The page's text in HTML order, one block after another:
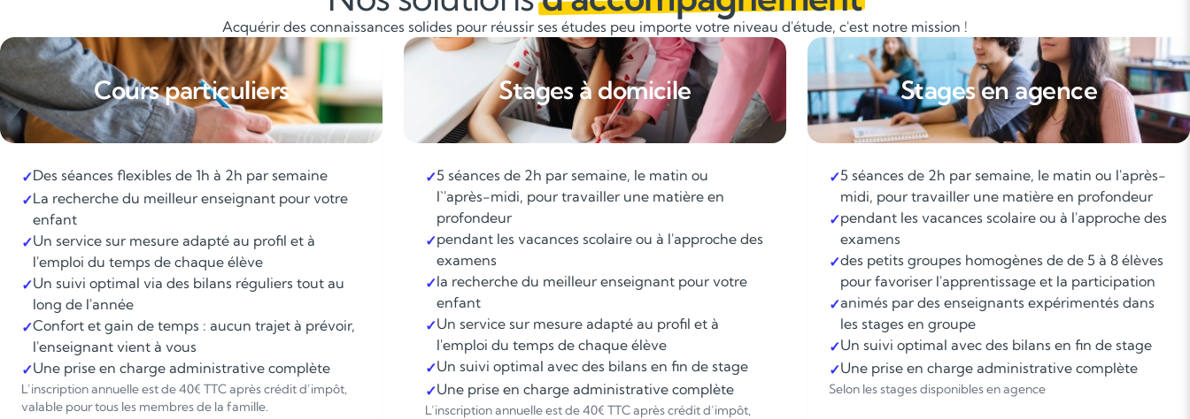
Acquérir des connaissances solides pour réussir ses études peu importe votre niveau d'étude, c'est notre mission !
Cours particuliers
✓Des séances flexibles de 1h à 2h par semaine
✓La recherche du meilleur enseignant pour votre
enfant
✓Un service sur mesure adapté au profil et à
l'emploi du temps de chaque élève
✓Un suivi optimal via des bilans réguliers tout au
long de l'année
✓Confort et gain de temps : aucun trajet à prévoir,
l'enseignant vient à vous
✓Une prise en charge administrative complète
L’inscription annuelle est de 40€ TTC après crédit d’impôt,
valable pour tous les membres de la famille.
Stages à domicile
✓5 séances de 2h par semaine, le matin ou
l`'après-midi, pour travailler une matière en
profondeur
✓pendant les vacances scolaire ou à l'approche des
examens
✓la recherche du meilleur enseignant pour votre
enfant
✓Un service sur mesure adapté au profil et à
l'emploi du temps de chaque élève
✓Un suivi optimal avec des bilans en fin de stage
✓Une prise en charge administrative complète
L’inscription annuelle est de 40€ TTC après crédit d’impôt,
Stages en agence
✓5 séances de 2h par semaine, le matin ou l'après-
midi, pour travailler une matière en profondeur
✓pendant les vacances scolaire ou à l'approche des
examens
✓des petits groupes homogènes de de 5 à 8 élèves
pour favoriser l'apprentissage et la participation
✓animés par des enseignants expérimentés dans
les stages en groupe
✓Un suivi optimal avec des bilans en fin de stage
✓Une prise en charge administrative complète
Selon les stages disponibles en agence